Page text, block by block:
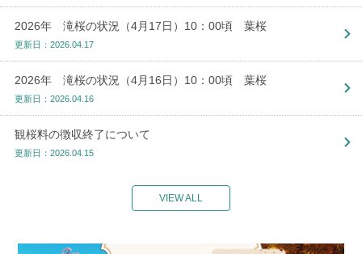
2026年 滝桜の状況（4月17日）10：00頃 葉桜
更新日：2026.04.17
2026年 滝桜の状況（4月16日）10：00頃 葉桜
更新日：2026.04.16
観桜料の徴収終了について
更新日：2026.04.15
VIEW ALL